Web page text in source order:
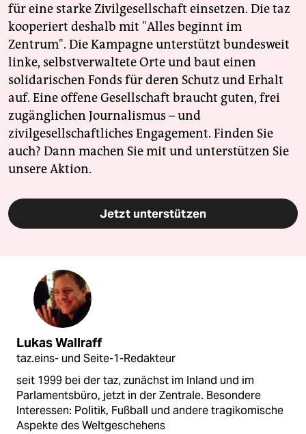
für eine starke Zivilgesellschaft einsetzen. Die taz
kooperiert deshalb mit "Alles beginnt im
Zentrum". Die Kampagne unterstützt bundesweit
linke, selbstverwaltete Orte und baut einen
solidarischen Fonds für deren Schutz und Erhalt
auf. Eine offene Gesellschaft braucht guten, frei
zugänglichen Journalismus – und
zivilgesellschaftliches Engagement. Finden Sie
auch? Dann machen Sie mit und unterstützen Sie
unsere Aktion.
Jetzt unterstützen
Lukas Wallraff
taz.eins- und Seite-1-Redakteur
seit 1999 bei der taz, zunächst im Inland und im
Parlamentsbüro, jetzt in der Zentrale. Besondere
Interessen: Politik, Fußball und andere tragikomische
Aspekte des Weltgeschehens